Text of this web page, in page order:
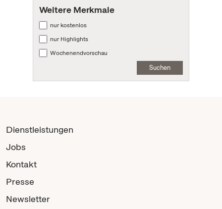
Weitere Merkmale
nur kostenlos
nur Highlights
Wochenendvorschau
Suchen
Dienstleistungen
Jobs
Kontakt
Presse
Newsletter